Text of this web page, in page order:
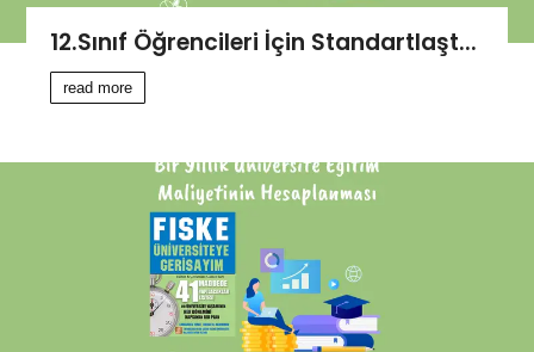
12.Sınıf Öğrencileri İçin Standartlaşt...
read more